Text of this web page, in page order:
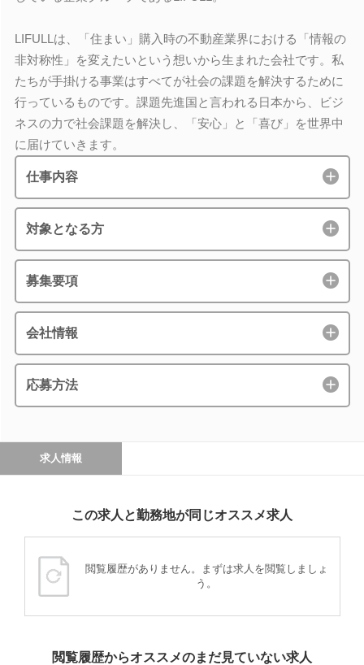
LIFULLは、「住まい」購入時の不動産業界における「情報の
非対称性」を変えたいという想いから生まれた会社です。私
たちが手掛ける事業はすべてが社会の課題を解決するために
行っているものです。課題先進国と言われる日本から、ビジ
ネスの力で社会課題を解決し、「安心」と「喜び」を世界中
に届けていきます。
仕事内容
対象となる方
募集要項
会社情報
応募方法
求人情報
この求人と勤務地が同じオススメ求人
閲覧履歴がありません。まずは求人を閲覧しましょ
う。
閲覧履歴からオススメのまだ見ていない求人